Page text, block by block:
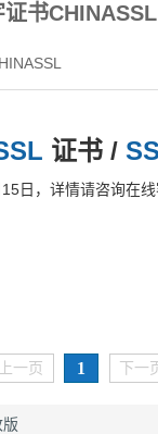
证书
证书 /
日，详情请咨询在
上一页 1 下一